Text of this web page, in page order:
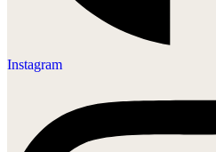
Instagram